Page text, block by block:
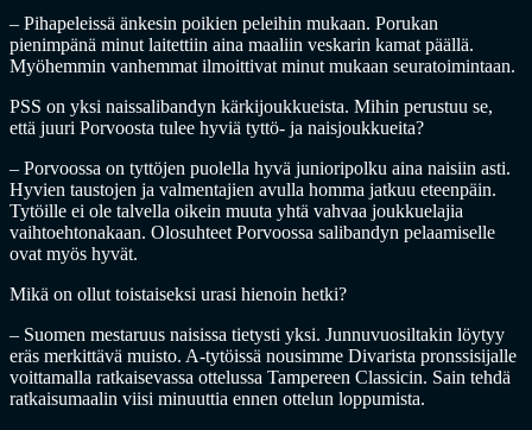
– Pihapeleissä änkesin poikien peleihin mukaan. Porukan
pienimpänä minut laitettiin aina maaliin veskarin kamat päällä.
Myöhemmin vanhemmat ilmoittivat minut mukaan seuratoimintaan.
PSS on yksi naissalibandyn kärkijoukkueista. Mihin perustuu se,
että juuri Porvoosta tulee hyviä tyttö- ja naisjoukkueita?
– Porvoossa on tyttöjen puolella hyvä junioripolku aina naisiin asti.
Hyvien taustojen ja valmentajien avulla homma jatkuu eteenpäin.
Tytöille ei ole talvella oikein muuta yhtä vahvaa joukkuelajia
vaihtoehtonakaan. Olosuhteet Porvoossa salibandyn pelaamiselle
ovat myös hyvät.
Mikä on ollut toistaiseksi urasi hienoin hetki?
– Suomen mestaruus naisissa tietysti yksi. Junnuvuosiltakin löytyy
eräs merkittävä muisto. A-tytöissä nousimme Divarista pronssisijalle
voittamalla ratkaisevassa ottelussa Tampereen Classicin. Sain tehdä
ratkaisumaalin viisi minuuttia ennen ottelun loppumista.